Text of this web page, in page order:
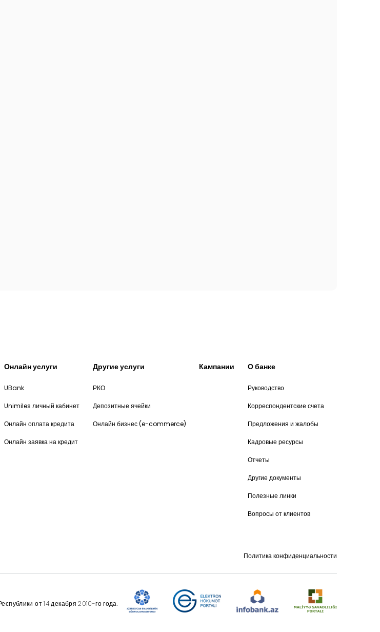
Онлайн услуги
UBank
Unimiles личный кабинет
Онлайн оплата кредита
Онлайн заявка на кредит
Другие услуги
РКО
Депозитные ячейки
Онлайн бизнес (e-commerce)
Кампании О банке
Руководство
Корреспондентские счета
Предложения и жалобы
Кадровые ресурсы
Отчеты
Другие документы
Полезные линки
Вопросы от клиентов
Политика конфиденциальности
от 14 декабря 2010-го года.